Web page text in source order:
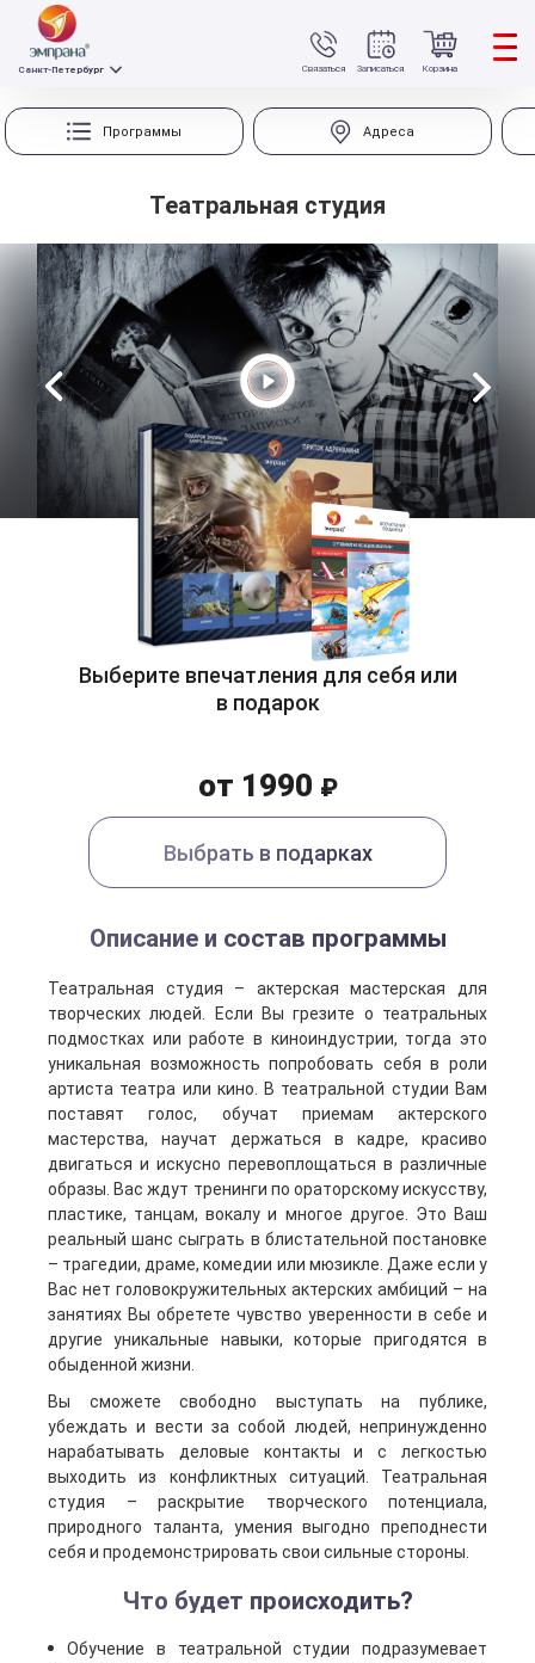
Связаться
Санкт-Петербург Записаться Корзина
Программы Адреса
Театральная студия
Выберите впечатления для себя или
в подарок
от 1990 ₽
Выбрать в подарках
Описание и состав программы
Театральная студия – актерская мастерская для
творческих людей. Если Вы грезите о театральных
подмостках или работе в киноиндустрии, тогда это
уникальная возможность попробовать себя в роли
артиста театра или кино. В театральной студии Вам
поставят голос, обучат приемам актерского
мастерства, научат держаться в кадре, красиво
двигаться и искусно перевоплощаться в различные
образы. Вас ждут тренинги по ораторскому искусству,
пластике, танцам, вокалу и многое другое. Это Ваш
реальный шанс сыграть в блистательной постановке
– трагедии, драме, комедии или мюзикле. Даже если у
Вас нет головокружительных актерских амбиций – на
занятиях Вы обретете чувство уверенности в себе и
другие уникальные навыки, которые пригодятся в
обыденной жизни.
Вы сможете свободно выступать на публике,
убеждать и вести за собой людей, непринужденно
нарабатывать деловые контакты и с легкостью
выходить из конфликтных ситуаций. Театральная
студия – раскрытие творческого потенциала,
природного таланта, умения выгодно преподнести
себя и продемонстрировать свои сильные стороны.
Что будет происходить?
Обучение в театральной студии подразумевает